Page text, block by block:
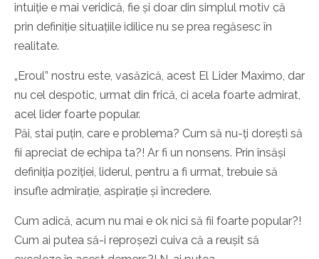
intuiție e mai veridică, fie și doar din simplul motiv că
prin definiție situațiile idilice nu se prea regăsesc în
realitate.
„Eroul” nostru este, vasăzică, acest El Lider Maximo, dar
nu cel despotic, urmat din frică, ci acela foarte admirat,
acel lider foarte popular.
Păi, stai puțin, care e problema? Cum să nu-ți dorești să
fii apreciat de echipa ta?! Ar fi un nonsens. Prin însăși
definiția poziției, liderul, pentru a fi urmat, trebuie să
insufle admirație, aspirație și încredere.
Cum adică, acum nu mai e ok nici să fii foarte popular?!
Cum ai putea să-i reproșezi cuiva că a reușit să